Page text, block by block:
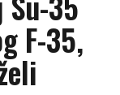
F-35,